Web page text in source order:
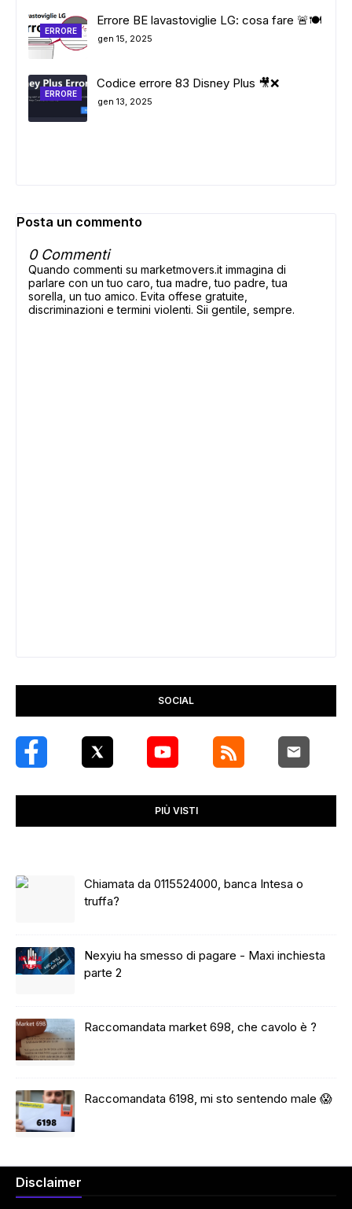
ERRORE
Errore BE lavastoviglie LG: cosa fare 🚨🍽️
gen 15, 2025
ERRORE
Codice errore 83 Disney Plus 🎥❌
gen 13, 2025
Posta un commento
0 Commenti
Quando commenti su marketmovers.it immagina di
parlare con un tuo caro, tua madre, tuo padre, tua
sorella, un tuo amico. Evita offese gratuite,
discriminazioni e termini violenti. Sii gentile, sempre.
SOCIAL
PIÙ VISTI
Chiamata da 0115524000, banca Intesa o
truffa?
Nexyiu ha smesso di pagare - Maxi inchiesta
parte 2
Raccomandata market 698, che cavolo è ?
Raccomandata 6198, mi sto sentendo male 😱
Disclaimer